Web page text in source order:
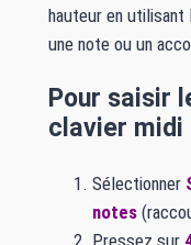
hauteur en utilisant
une note ou un
Pour saisir
clavier midi
Sélectionner
notes
Pressez sur